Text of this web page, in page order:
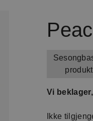
produkt
Vi
Ikke